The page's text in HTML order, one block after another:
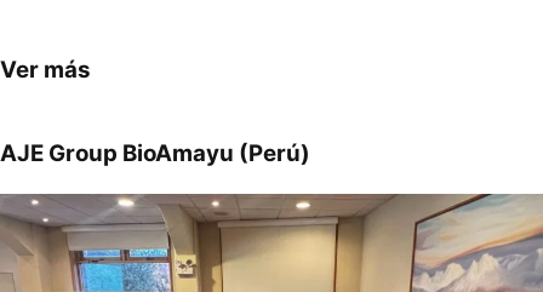
Ver más
AJE Group BioAmayu (Perú)